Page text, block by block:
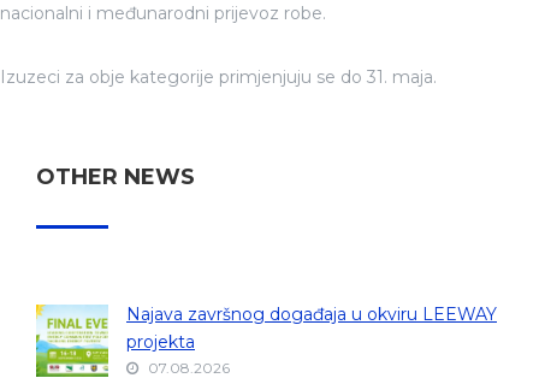
nacionalni i međunarodni prijevoz robe.
Izuzeci za obje kategorije primjenjuju se do 31. maja.
OTHER NEWS
Najava završnog događaja u okviru LEEWAY
projekta
07.08.2026